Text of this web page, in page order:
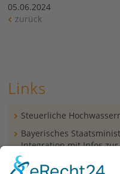
05.06.2024
zurück
Links
Steuerliche
Bayerisches
Integration mit Infos
Kolpingstiftung-Rudolf-